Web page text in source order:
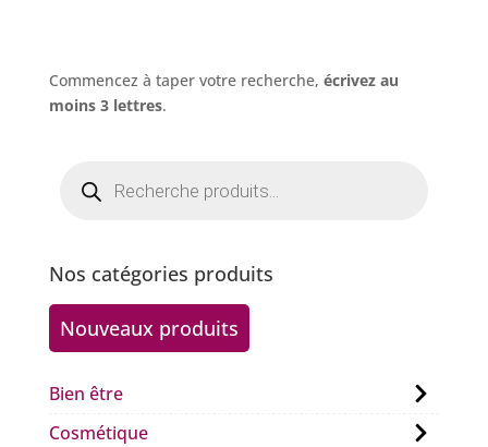
Commencez à taper votre recherche, écrivez au
moins 3 lettres.
produits
Nos catégories produits
Nouveaux produits
Bien être
Cosmétique